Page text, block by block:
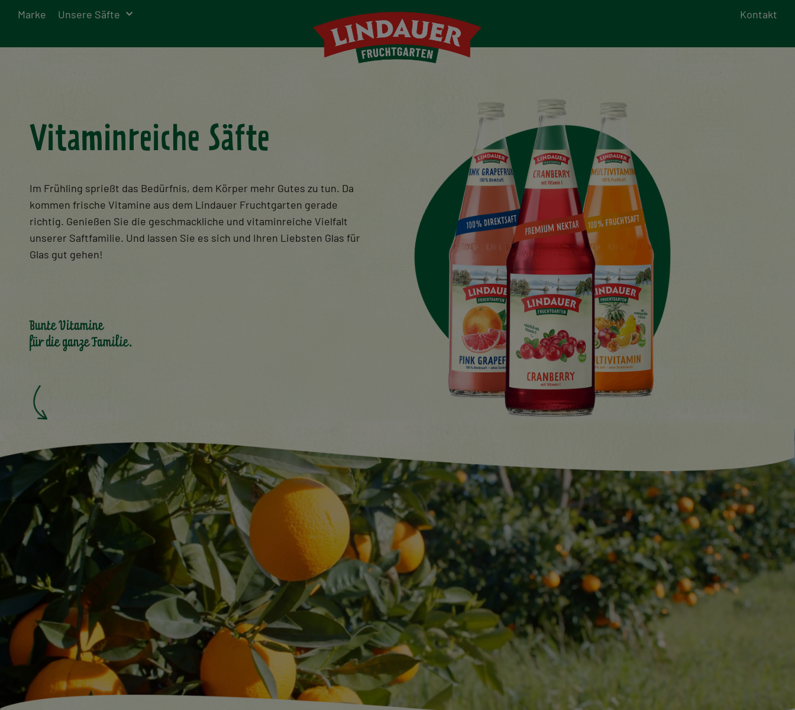
Marke Unsere Säfte Kontakt
Vitaminreiche Säfte
Im Frühling sprießt das Bedürfnis, dem Körper mehr Gutes zu tun. Da
kommen frische Vitamine aus dem Lindauer Fruchtgarten gerade
richtig. Genießen Sie die geschmackliche und vitaminreiche Vielfalt
unserer Saftfamilie. Und lassen Sie es sich und Ihren Liebsten Glas für
Glas gut gehen!
Bunte Vitamine
für die ganze Familie.